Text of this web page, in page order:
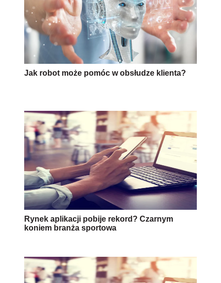
Jak robot może pomóc w obsłudze klienta?
Rynek aplikacji pobije rekord? Czarnym
koniem branża sportowa